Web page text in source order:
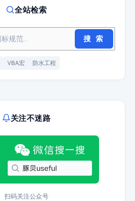
全站检索
搜 索
VBA宏 防水工程
关注不迷路
扫码关注公众号